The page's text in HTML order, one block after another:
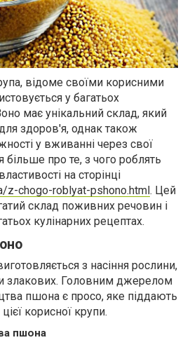
відоме своїми корисними
у багатьох
має унікальний склад, який
здоров'я, однак також
у вживанні через свої
більше про те, з чого роблять
на сторінці
z-chogo-roblyat-pshono.html. Цей
склад поживних речовин і
кулінарних рецептах.
з насіння рослини,
злакових. Головним джерелом
пшона є просо, яке піддають
корисної крупи.
пшона